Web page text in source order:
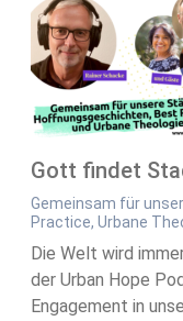
Gott findet
Gemeinsam für
Practice, Urbane
Die Welt wird
der Urban Hope
Engagement in